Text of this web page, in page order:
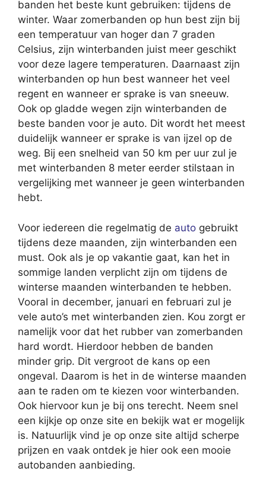
banden het beste kunt gebruiken: tijdens de
winter. Waar zomerbanden op hun best zijn bij
een temperatuur van hoger dan 7 graden
Celsius, zijn winterbanden juist meer geschikt
voor deze lagere temperaturen. Daarnaast zijn
winterbanden op hun best wanneer het veel
regent en wanneer er sprake is van sneeuw.
Ook op gladde wegen zijn winterbanden de
beste banden voor je auto. Dit wordt het meest
duidelijk wanneer er sprake is van ijzel op de
weg. Bij een snelheid van 50 km per uur zul je
met winterbanden 8 meter eerder stilstaan in
vergelijking met wanneer je geen winterbanden
hebt.
Voor iedereen die regelmatig de auto gebruikt
tijdens deze maanden, zijn winterbanden een
must. Ook als je op vakantie gaat, kan het in
sommige landen verplicht zijn om tijdens de
winterse maanden winterbanden te hebben.
Vooral in december, januari en februari zul je
vele auto’s met winterbanden zien. Kou zorgt er
namelijk voor dat het rubber van zomerbanden
hard wordt. Hierdoor hebben de banden
minder grip. Dit vergroot de kans op een
ongeval. Daarom is het in de winterse maanden
aan te raden om te kiezen voor winterbanden.
Ook hiervoor kun je bij ons terecht. Neem snel
een kijkje op onze site en bekijk wat er mogelijk
is. Natuurlijk vind je op onze site altijd scherpe
prijzen en vaak ontdek je hier ook een mooie
autobanden aanbieding.